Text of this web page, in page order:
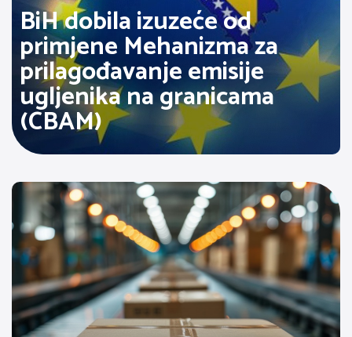
BiH dobila izuzeće od
primjene Mehanizma za
prilagođavanje emisije
ugljenika na granicama
(CBAM)